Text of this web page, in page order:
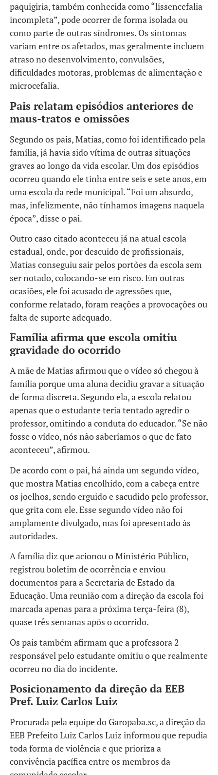
paquigiria, também conhecida como “lissencefalia
incompleta”, pode ocorrer de forma isolada ou
como parte de outras síndromes. Os sintomas
variam entre os afetados, mas geralmente incluem
atraso no desenvolvimento, convulsões,
dificuldades motoras, problemas de alimentação e
microcefalia.
Pais relatam episódios anteriores de
maus-tratos e omissões
Segundo os pais, Matias, como foi identificado pela
família, já havia sido vítima de outras situações
graves ao longo da vida escolar. Um dos episódios
ocorreu quando ele tinha entre seis e sete anos, em
uma escola da rede municipal. “Foi um absurdo,
mas, infelizmente, não tínhamos imagens naquela
época”, disse o pai.
Outro caso citado aconteceu já na atual escola
estadual, onde, por descuido de profissionais,
Matias conseguiu sair pelos portões da escola sem
ser notado, colocando-se em risco. Em outras
ocasiões, ele foi acusado de agressões que,
conforme relatado, foram reações a provocações ou
falta de suporte adequado.
Família afirma que escola omitiu
gravidade do ocorrido
A mãe de Matias afirmou que o vídeo só chegou à
família porque uma aluna decidiu gravar a situação
de forma discreta. Segundo ela, a escola relatou
apenas que o estudante teria tentado agredir o
professor, omitindo a conduta do educador. “Se não
fosse o vídeo, nós não saberíamos o que de fato
aconteceu”, afirmou.
De acordo com o pai, há ainda um segundo vídeo,
que mostra Matias encolhido, com a cabeça entre
os joelhos, sendo erguido e sacudido pelo professor,
que grita com ele. Esse segundo vídeo não foi
amplamente divulgado, mas foi apresentado às
autoridades.
A família diz que acionou o Ministério Público,
registrou boletim de ocorrência e enviou
documentos para a Secretaria de Estado da
Educação. Uma reunião com a direção da escola foi
marcada apenas para a próxima terça-feira (8),
quase três semanas após o ocorrido.
Os pais também afirmam que a professora 2
responsável pelo estudante omitiu o que realmente
ocorreu no dia do incidente.
Posicionamento da direção da EEB
Pref. Luiz Carlos Luiz
Procurada pela equipe do Garopaba.sc, a direção da
EEB Prefeito Luiz Carlos Luiz informou que repudia
toda forma de violência e que prioriza a
convivência pacífica entre os membros da